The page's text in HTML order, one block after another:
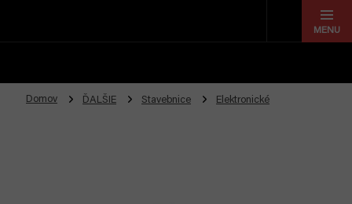
Domov ĎALŠIE Stavebnice Elektronické